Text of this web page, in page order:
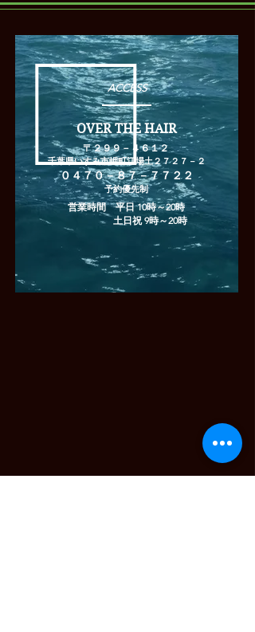
営業時間 平日 10時～20時
土日祝 9時～20時
​予約優先制
​０４７０－８７－７７２２
​千葉県いすみ市岬町江場土２７２７－２
​〒２９９－４６１２
OVER THE HAIR
ACCESS